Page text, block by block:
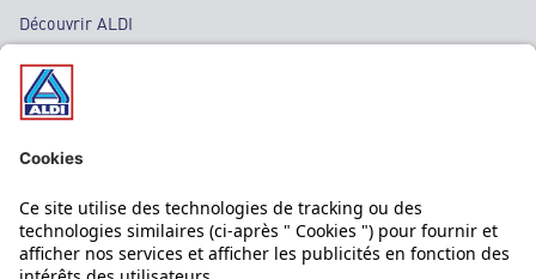
Découvrir ALDI
Nos bons plans
Nos rayons
Nos marques
Nos astuces
Évènements